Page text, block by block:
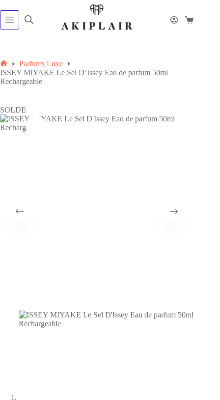
au
contenu
Panier
Accueil
Parfums Luxe
ISSEY MIYAKE Le Sel D’Issey Eau de parfum 50ml
Rechargeable
SOLDE